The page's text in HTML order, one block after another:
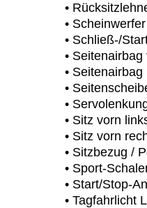
•
•
• Schließ-/
•
• Seitenairbag
•
•
• Sitz vorn
• Sitz vorn
• Sitzbezug /
• Sport-
• Start/Stop-
• Tagfahrlicht